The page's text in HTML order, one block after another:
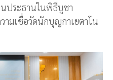
ประธานในพิธีบูชา
มเชื่อวัดนักบุญกาเยตาโน